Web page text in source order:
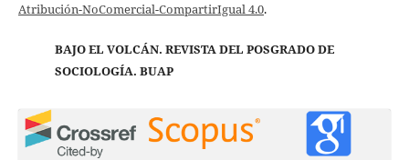
Atribución-NoComercial-CompartirIgual 4.0.
BAJO EL VOLCÁN. REVISTA DEL POSGRADO DE
SOCIOLOGÍA. BUAP